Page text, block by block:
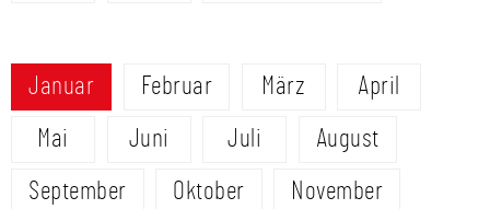
Januar Februar März
April
Mai
Juni Juli
August
September
Oktober
November